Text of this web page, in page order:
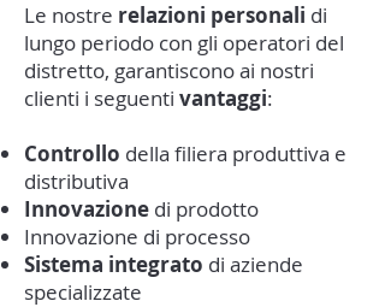
Le nostre relazioni personali di
lungo periodo con gli operatori del
distretto, garantiscono ai nostri
clienti i seguenti vantaggi:
Controllo della filiera produttiva e
distributiva
Innovazione di prodotto
Innovazione di processo
Sistema integrato di aziende
specializzate